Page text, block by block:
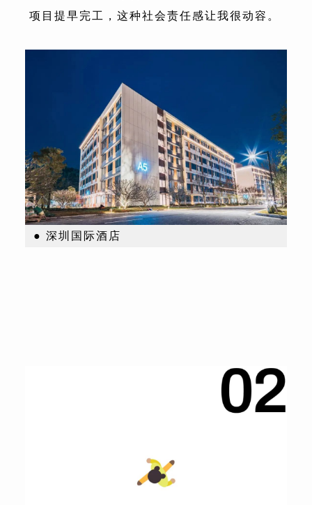
项目提早完工，这种社会责任感让我很动容。
● 深圳国际酒店